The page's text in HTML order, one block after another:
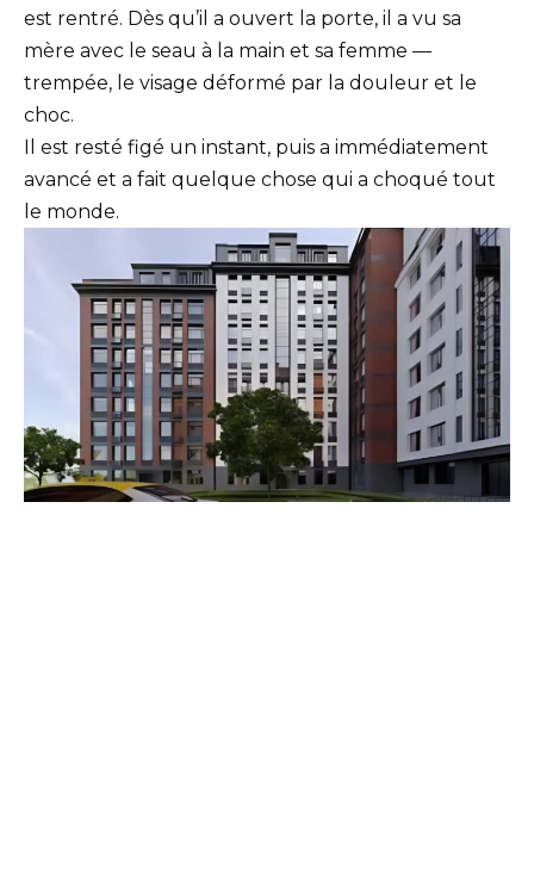
est rentré. Dès qu’il a ouvert la porte, il a vu sa
mère avec le seau à la main et sa femme —
trempée, le visage déformé par la douleur et le
choc.
Il est resté figé un instant, puis a immédiatement
avancé et a fait quelque chose qui a choqué tout
le monde.